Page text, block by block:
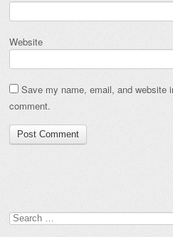
Website
Save my name, email, and website
comment.
Search
for: